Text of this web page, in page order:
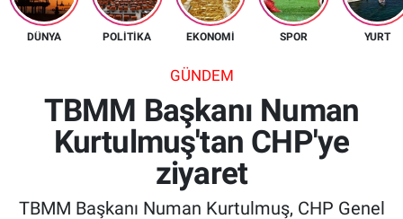
DÜNYA POLİTİKA EKONOMİ SPOR YURT
GÜNDEM
TBMM Başkanı Numan
Kurtulmuş'tan CHP'ye
ziyaret
TBMM Başkanı Numan Kurtulmuş, CHP Genel